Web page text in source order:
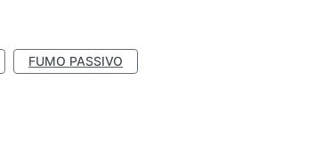
FUMO PASSIVO